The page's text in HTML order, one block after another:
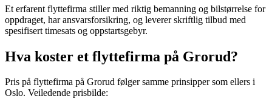
Et erfarent flyttefirma stiller med riktig bemanning og bilstørrelse for
oppdraget, har ansvarsforsikring, og leverer skriftlig tilbud med
spesifisert timesats og oppstartsgebyr.
Hva koster et flyttefirma på Grorud?
Pris på flyttefirma på Grorud følger samme prinsipper som ellers i
Oslo. Veiledende prisbilde: